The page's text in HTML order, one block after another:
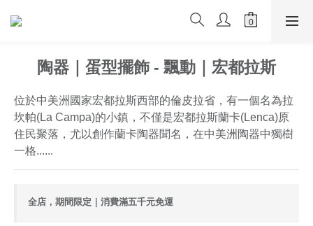
陶器｜蛋型擺飾 - 飄動｜宏都拉斯
位於中美洲國家宏都拉斯西部的倫皮拉省，有一個名為拉
坎帕(La Campa)的小鎮，不僅是宏都拉斯蘭卡(Lenca)原
住民聚落，尤以創作蘭卡陶器聞名，在中美洲陶器中獨樹
一格......
全店，期間限定｜消費滿五千元免運